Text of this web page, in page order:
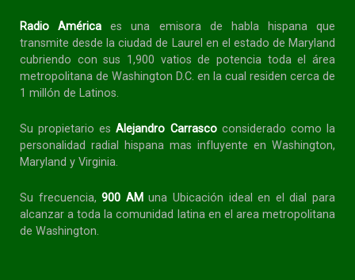
Radio América es una emisora de habla hispanaque
transmite desde la ciudad de Laurel en el estado de Maryland
cubriendo con sus 1,900 vatios de potencia toda el área
metropolitana de Washington D.C. en la cual residen cerca de
1 millón de Latinos.
Su propietario esAlejandro Carrascoconsiderado como la
personalidad radial
hispana mas influyente en Washington,
Maryland y Virginia.
Su frecuencia, 900 AM una Ubicación ideal en el dial para
alcanzar a toda lacomunidad latina en el area metropolitana
de Washington.